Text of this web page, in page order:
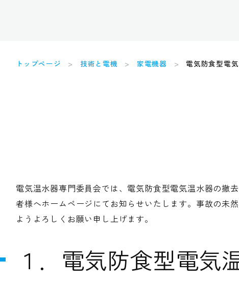
トップページ 技術と電機 家電機器 電気防食型電
電気温水器専門委員会では、電気防食型電気温水器の撤
者様へホームページにてお知らせいたします。事故の未
ようよろしくお願い申し上げます。
１．電気防食型電気